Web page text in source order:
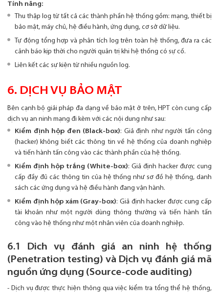
Tính năng:
Thu thập log từ tất cả các thành phần hệ thống gồm: mạng, thiết bị
bảo mật, máy chủ, hệ điều hành, ứng dụng, cơ sở dữ liệu.
Tự động tổng hợp và phân tích log trên toàn hệ thống, đưa ra các
cảnh báo kịp thời cho người quản trị khi hệ thống có sự cố.
Liên kết các sự kiện từ nhiều nguồn log.
6. DỊCH VỤ BẢO MẬT
Bên cạnh bộ giải pháp đa dạng về bảo mật ở trên, HPT còn cung cấp
dịch vụ an ninh mạng đi kèm với các nội dung như sau:
Kiểm định hộp đen (Black-box): Giả định như người tấn công
(hacker) không biết các thông tin về hệ thống của doanh nghiệp
và tiến hành tấn công vào các thành phần của hệ thống.
Kiểm định hộp trắng (White-box): Giả định hacker được cung
cấp đầy đủ các thông tin của hệ thống như sơ đồ hệ thống, danh
sách các ứng dụng và hệ điều hành đang vận hành.
Kiểm định hộp xám (Gray-box): Giả định hacker được cung cấp
tài khoản như một người dùng thông thường và tiến hành tấn
công vào hệ thống như một nhân viên của doanh nghiệp.
6.1 Dich vụ đánh giá an ninh hệ thống
(Penetration testing) và Dịch vụ đánh giá mã
nguồn ứng dụng (Source-code auditing)
- Dịch vụ được thực hiện thông qua việc kiểm tra tổng thể hệ thống,